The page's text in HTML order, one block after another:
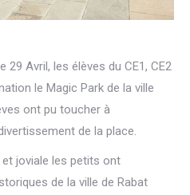
29 Avril, les élèves du CE1, CE2
le Magic Park de la ville
ont pu toucher à
de la place.
joviale les petits ont
de la ville de Rabat